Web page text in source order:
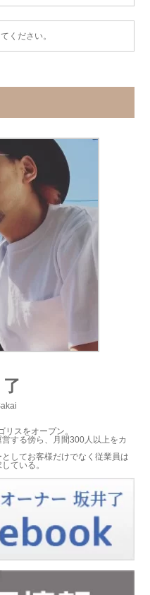
ください。
スをオープン。
する傍ら、月間300人以上をカ
してお客様だけでなく従業員は
ている。